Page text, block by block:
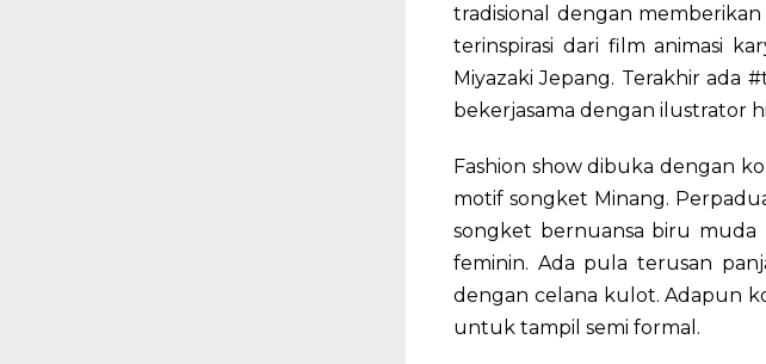
tradisional dengan
terinspirasi dari film animasi
Miyazaki Jepang. Terakhir ada
bekerjasama dengan ilustrator
Fashion show dibuka dengan
motif songket Minang.
songket bernuansa biru
feminin. Ada pula terusan
dengan celana kulot. Adapun
untuk tampil semi formal.